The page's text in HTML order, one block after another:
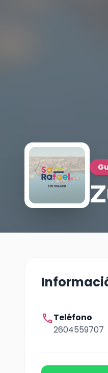
callTeléfono
2604559707